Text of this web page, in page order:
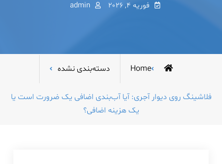
فوریه 4, 2026 admin
Home دسته‌بندی نشده
فلاشینگ روی دیوار آجری: آیا آب‌بندی اضافی یک ضرورت است یا
یک هزینه اضافی؟